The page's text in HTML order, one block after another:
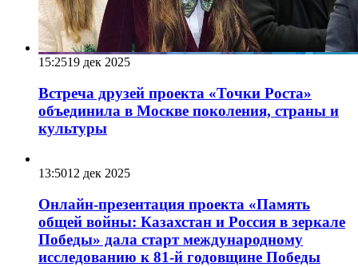
15:2519 дек 2025
Встреча друзей проекта «Точки Роста»
объединила в Москве поколения, страны и
культуры
13:5012 дек 2025
Онлайн-презентация проекта «Память
общей войны: Казахстан и Россия в зеркале
Победы» дала старт международному
исследованию к 81-й годовщине Победы